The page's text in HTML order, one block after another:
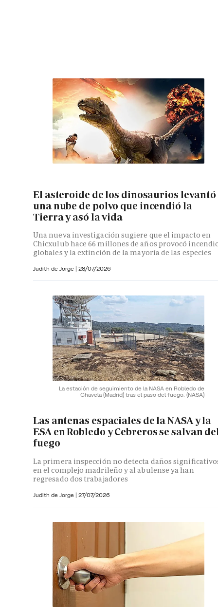
El asteroide de los dinosaurios levantó
una nube de polvo que incendió la
Tierra y asó la vida
Una nueva investigación sugiere que el impacto en
Chicxulub hace 66 millones de años provocó
globales y la extinción de la mayoría de las especies
Judith de Jorge | 28/07/2026
La estación de seguimiento de la NASA en Robledo de
Chavela (Madrid) tras el paso del fuego. (NASA)
Las antenas espaciales de la NASA y la
ESA en Robledo y Cebreros se salvan
fuego
La primera inspección no detecta daños
en el complejo madrileño y al abulense ya han
regresado dos trabajadores
Judith de Jorge | 27/07/2026